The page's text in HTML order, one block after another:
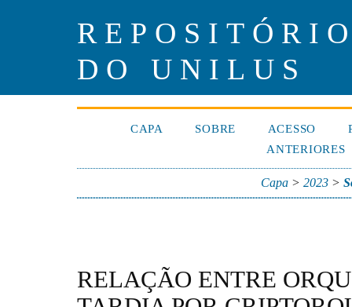
DO UNILUS
CAPA SOBRE ACESSO
ANTERIORES
Capa >2023 >
RELAÇÃO ENTRE